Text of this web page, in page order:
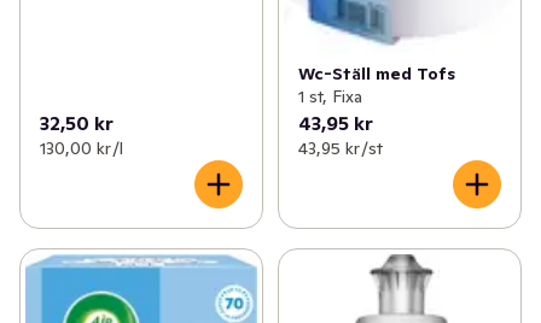
32,50 kr
130,00 kr /l
Wc-Ställ med Tofs
1 st, Fixa
43,95 kr
43,95 kr /st